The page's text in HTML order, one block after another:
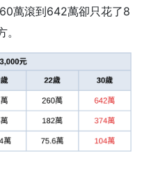
萬滾到642萬卻只花了8